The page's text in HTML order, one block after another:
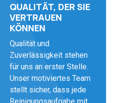
QUALITÄT, DER SIE
VERTRAUEN
KÖNNEN
Qualität und
Zuverlässigkeit stehen
für uns an erster Stelle.
Unser motiviertes Team
stellt sicher, dass jede